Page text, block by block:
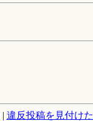
| 違反投稿を見付け